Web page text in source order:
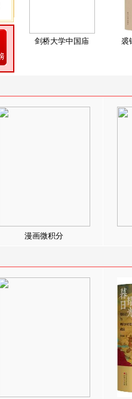
剑桥大学中国庙 裘
漫画微积分